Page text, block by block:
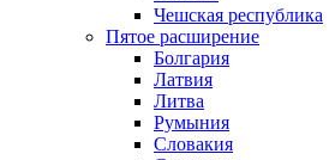
Чешская республика
Пятое расширение
Болгария
Латвия
Литва
Румыния
Словакия